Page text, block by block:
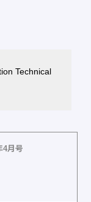
Technical
4月号